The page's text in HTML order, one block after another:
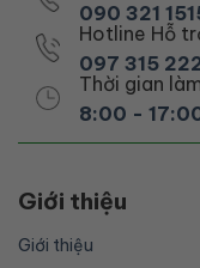
090 321
Hotline Hỗ
097 315
Thời gian
8:00 -
Giới thiệu
Giới thiệu